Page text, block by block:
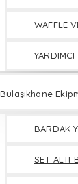
WAFFLE
YARDIMCI
Bulaşıkhane
BARDAK
SET ALTI